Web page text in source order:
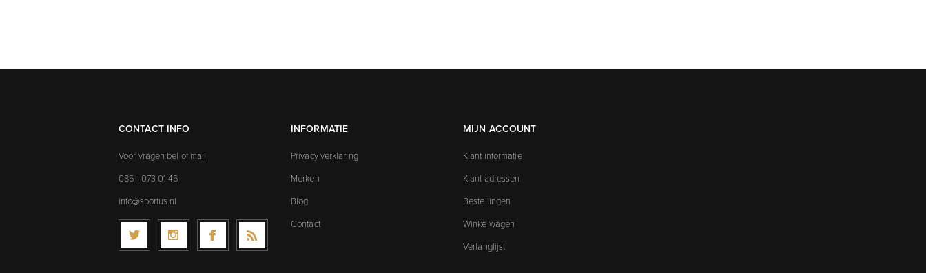
CONTACT INFO
Voor vragen bel of mail
085 - 073 01 45
info@sportus.nl
INFORMATIE
Privacy verklaring
Merken
Blog
Contact
MIJN ACCOUNT
Klant informatie
Klant adressen
Bestellingen
Winkelwagen
Verlanglijst